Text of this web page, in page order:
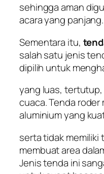
sehingga aman
acara yang panjang.
Sementara itu,
salah satu jenis
dipilih untuk
yang luas,
cuaca. Tenda
aluminium yang
serta tidak
membuat area
Jenis tenda ini